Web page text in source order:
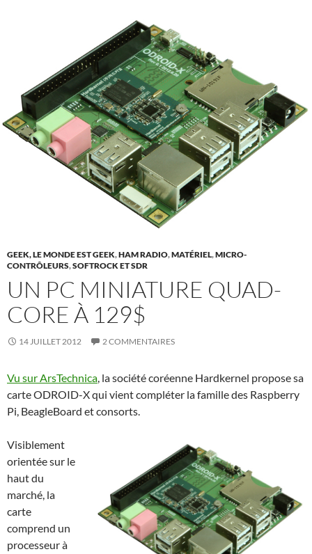
GEEK, LE MONDE EST GEEK,HAM RADIO,MATÉRIEL,MICRO-
CONTRÔLEURS,SOFTROCK ET SDR
UN PC MINIATURE QUAD-
CORE À 129$
14 JUILLET 2012 2 COMMENTAIRES
Vu sur ArsTechnica, la société coréenne Hardkernel propose sa
carte ODROID-X qui vient compléter la famille des Raspberry
Pi, BeagleBoard et consorts.
Visiblement
orientée sur le
haut du
marché, la
carte
comprend un
processeur à